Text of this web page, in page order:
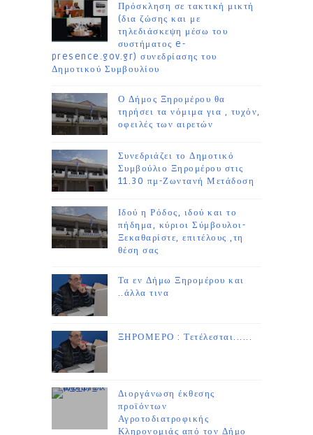
Πρόσκληση σε τακτική μικτή
(δια ζώσης και με
τηλεδιάσκεψη μέσω του
συστήματος e-
presence.gov.gr) συνεδρίασης του
Δημοτικού Συμβουλίου
Ο Δήμος Ξηρομέρου θα
τηρήσει τα νόμιμα για , τυχόν,
οφειλές των αιρετών
Συνεδριάζει το Δημοτικό
Συμβούλιο Ξηρομέρου στις
11.30 πμ-Ζωντανή Μετάδοση
Ιδού η Ρόδος, ιδού και το
πήδημα, κύριοι Σύμβουλοι-
Ξεκαθαρίστε, επιτέλους ,τη
θέση σας
Τα εν Δήμω Ξηρομέρου και
..άλλα τινα
ΞΗΡΟΜΕΡΟ : Τετέλεσται......
Διοργάνωση έκθεσης
προϊόντων
Αγροτοδιατροφικής
Κληρονομιάς από τον Δήμο